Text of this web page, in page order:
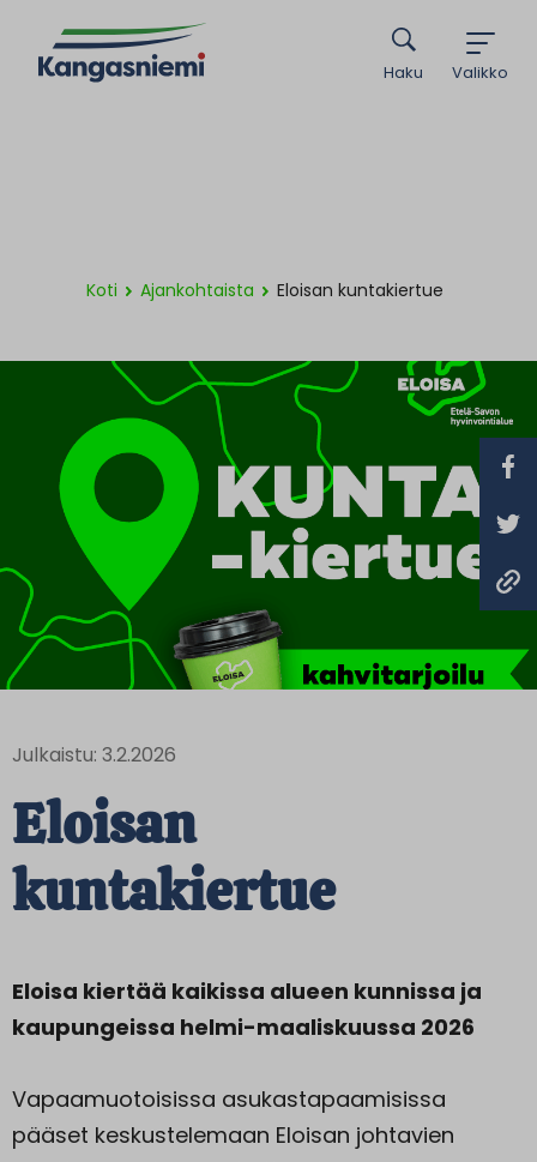
Valikko
Haku
Koti Ajankohtaista Eloisan kuntakiertue
Julkaistu: 3.2.2026
Eloisan
kuntakiertue
Eloisa kiertää kaikissa alueen kunnissa ja
kaupungeissa helmi-​maaliskuussa 2026
Vapaamuotoisissa asukastapaamisissa
pääset keskustelemaan Eloisan johtavien